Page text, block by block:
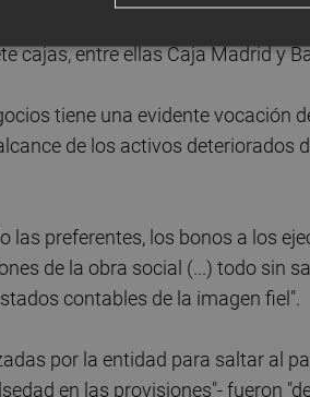
incide en las dudas sobre el
cajas, entre ellas Caja Madrid y
tiene una evidente vocación
de los activos deteriorados
preferentes, los bonos a los
de la obra social (...) todo sin
contables de la imagen fiel".
por la entidad para saltar al
en las provisiones"- fueron